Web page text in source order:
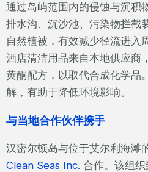
通过岛屿范围内的侵蚀与沉积
排水沟、沉沙池、污染物拦截
自然植被，有效减少径流进入
酒店清洁用品来自本地供应商
黄酮配方，以取代合成化学品
解，有助于降低环境影响。
与当地合作伙伴携手
汉密尔顿岛与位于艾尔利海滩
Clean Seas Inc. 合作。该组